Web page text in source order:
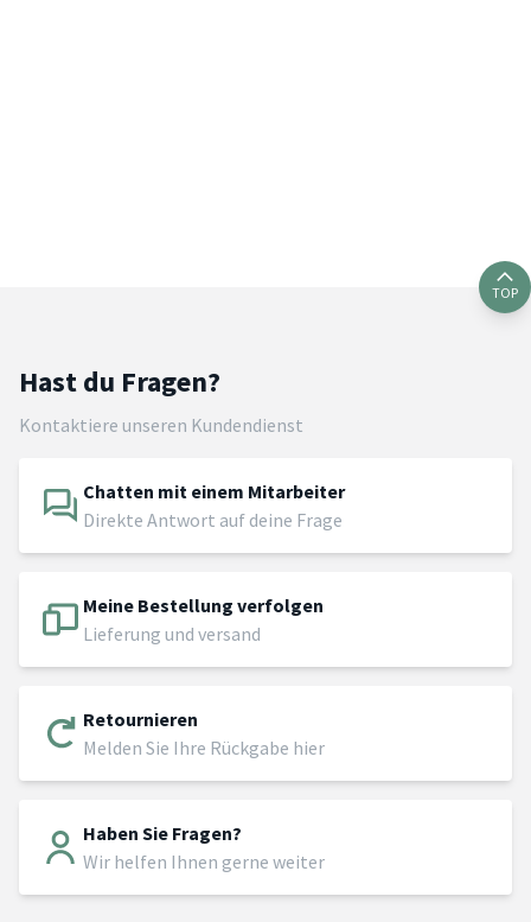
TOP
Hast du Fragen?
Kontaktiere unseren Kundendienst
Chatten mit einem Mitarbeiter
Direkte Antwort auf deine Frage
Meine Bestellung verfolgen
Lieferung und versand
Retournieren
Melden Sie Ihre Rückgabe hier
Haben Sie Fragen?
Wir helfen Ihnen gerne weiter